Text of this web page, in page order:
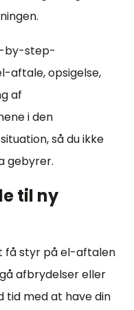
by-step-
aftale, opsigelse,
af
i den
så du ikke
gebyrer.
til ny
få styr på el-aftalen
afbrydelser eller
tid med at have din